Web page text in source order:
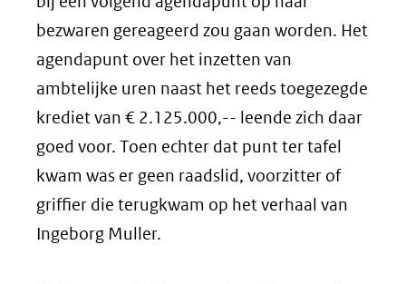
bezwaren gereageerd zou gaan worden. Het
agendapunt over het inzetten van
ambtelijke uren naast het reeds toegezegde
krediet van € 2.125.000,-- leende zich daar
goed voor. Toen echter dat punt ter tafel
kwam was er geen raadslid, voorzitter of
griffier die terugkwam op het verhaal van
Ingeborg Muller.